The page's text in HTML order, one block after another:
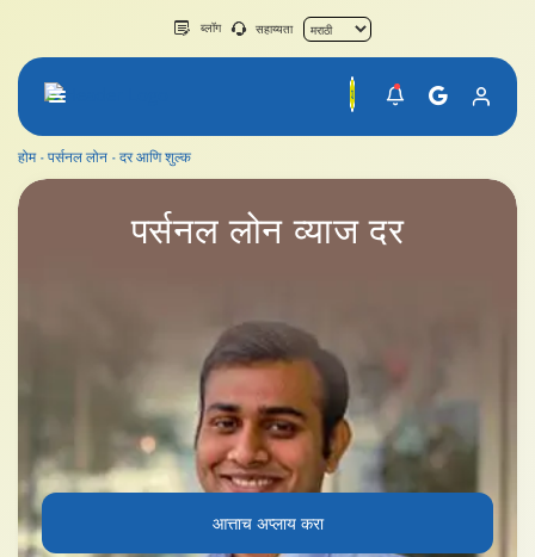
ब्लॉग सहाय्यता
होम पर्सनल लोन दर आणि शुल्क
पर्सनल लोनव्याज दर
पर्सनल लोन दर आणि शुल्क
आत्ताच अप्लाय करा